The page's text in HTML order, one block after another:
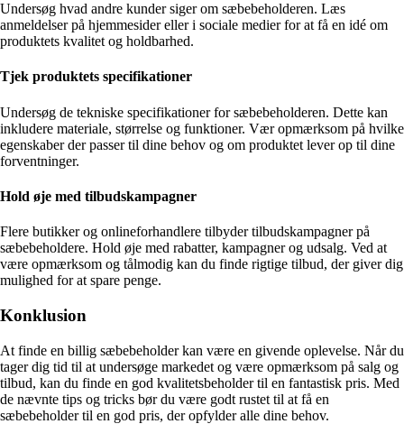
Undersøg hvad andre kunder siger om sæbebeholderen. Læs
anmeldelser på hjemmesider eller i sociale medier for at få en idé om
produktets kvalitet og holdbarhed.
Tjek produktets specifikationer
Undersøg de tekniske specifikationer for sæbebeholderen. Dette kan
inkludere materiale, størrelse og funktioner. Vær opmærksom på hvilke
egenskaber der passer til dine behov og om produktet lever op til dine
forventninger.
Hold øje med tilbudskampagner
Flere butikker og onlineforhandlere tilbyder tilbudskampagner på
sæbebeholdere. Hold øje med rabatter, kampagner og udsalg. Ved at
være opmærksom og tålmodig kan du finde rigtige tilbud, der giver dig
mulighed for at spare penge.
Konklusion
At finde en billig sæbebeholder kan være en givende oplevelse. Når du
tager dig tid til at undersøge markedet og være opmærksom på salg og
tilbud, kan du finde en god kvalitetsbeholder til en fantastisk pris. Med
de nævnte tips og tricks bør du være godt rustet til at få en
sæbebeholder til en god pris, der opfylder alle dine behov.